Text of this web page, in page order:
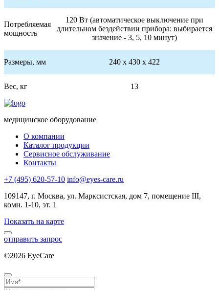
Потребляемая
мощность
120 Вт (автоматическое выключение при
длительном бездействии прибора: выбирается
значение - 3, 5, 10 минут)
Размеры, мм 240 х 430 х 422
Вес, кг 13
медицинское оборудование
О компании
Каталог продукции
Сервисное обслуживание
Контакты
+7 (495) 620-57-10 info@eyes-care.ru
109147, г. Москва, ул. Марксистская, дом 7, помещение III,
комн. 1-10, эт. 1
Показать на карте
отправить запрос
©2026 EyeCare